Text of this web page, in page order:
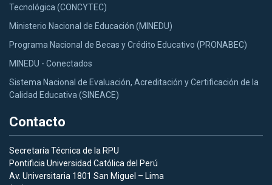
Tecnológica (CONCYTEC)
Ministerio Nacional de Educación (MINEDU)
Programa Nacional de Becas y Crédito Educativo (PRONABEC)
MINEDU - Conectados
Sistema Nacional de Evaluación, Acreditación y Certificación de la
Calidad Educativa (SINEACE)
Contacto
Secretaría Técnica de la RPU
Pontificia Universidad Católica del Perú
Av. Universitaria 1801 San Miguel – Lima